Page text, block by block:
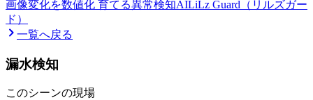
画像変化を数値化 育てる異常検知AILiLz Guard（リルズガー
ド）
一覧へ戻る
漏水検知
このシーンの現場